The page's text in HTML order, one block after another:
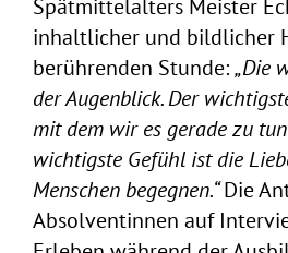
Spätmittelalters Meister
inhaltlicher und bildlicher
berührenden Stunde:„Die
der Augenblick. Der
mit dem wir es gerade zu
wichtigste Gefühl ist die
Menschen begegnen.“Die
Absolventinnen auf